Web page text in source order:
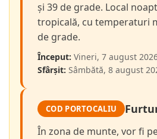
și 39 de grade. Local
tropicală, cu temperaturi
de grade.
Început: Vineri, 7 august
Sfârșit: Sâmbătă, 8 august
COD PORTOCALIU
În zona de munte, vor fi